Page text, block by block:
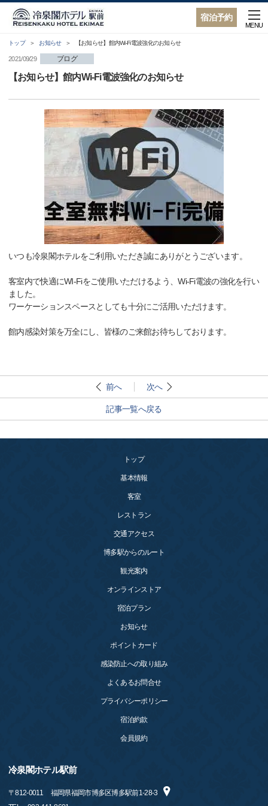
宿泊予約
MENU
トップ お知らせ 【お知らせ】館内Wi-Fi電波強化のお知らせ
2021/09/29 ブログ
【お知らせ】館内Wi-Fi電波強化のお知らせ
いつも冷泉閣ホテルをご利用いただき誠にありがとうございます。
客室内で快適にWI-Fiをご使用いただけるよう、Wi-Fi電波の強化を行い
ました。
ワーケーションスペースとしても十分にご活用いただけます。
館内感染対策を万全にし、皆様のご来館お待ちしております。
前へ 次へ
記事一覧へ戻る
トップ
基本情報
客室
レストラン
交通アクセス
博多駅からのルート
観光案内
オンラインストア
宿泊プラン
お知らせ
ポイントカード
感染防止への取り組み
よくあるお問合せ
プライバシーポリシー
宿泊約款
会員規約
冷泉閣ホテル駅前
〒812-0011
福岡県福岡市博多区博多駅前1-28-3